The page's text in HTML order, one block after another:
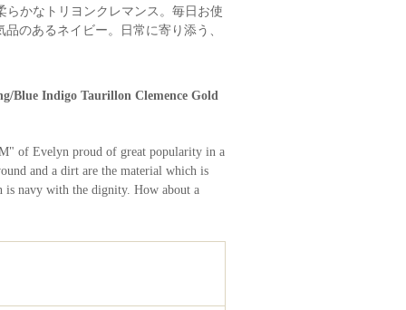
かなトリヨンクレマンス。毎日お使
のあるネイビー。日常に寄り添う、
Blue Indigo Taurillon Clemence Gold
of Evelyn proud of great popularity in a
and a dirt are the material which is
is navy with the dignity. How about a